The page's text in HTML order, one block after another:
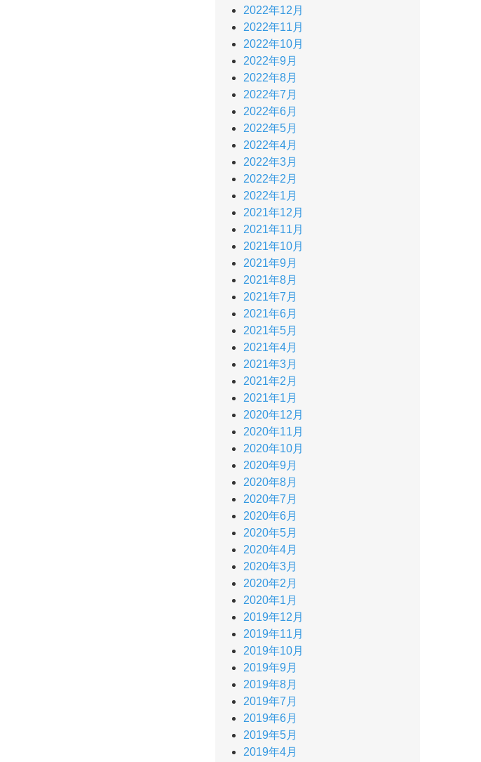
2022年12月
2022年11月
2022年10月
2022年9月
2022年8月
2022年7月
2022年6月
2022年5月
2022年4月
2022年3月
2022年2月
2022年1月
2021年12月
2021年11月
2021年10月
2021年9月
2021年8月
2021年7月
2021年6月
2021年5月
2021年4月
2021年3月
2021年2月
2021年1月
2020年12月
2020年11月
2020年10月
2020年9月
2020年8月
2020年7月
2020年6月
2020年5月
2020年4月
2020年3月
2020年2月
2020年1月
2019年12月
2019年11月
2019年10月
2019年9月
2019年8月
2019年7月
2019年6月
2019年5月
2019年4月